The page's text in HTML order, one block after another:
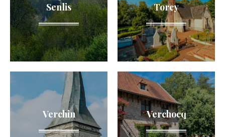
Senlis Torcy
Verchin Verchocq